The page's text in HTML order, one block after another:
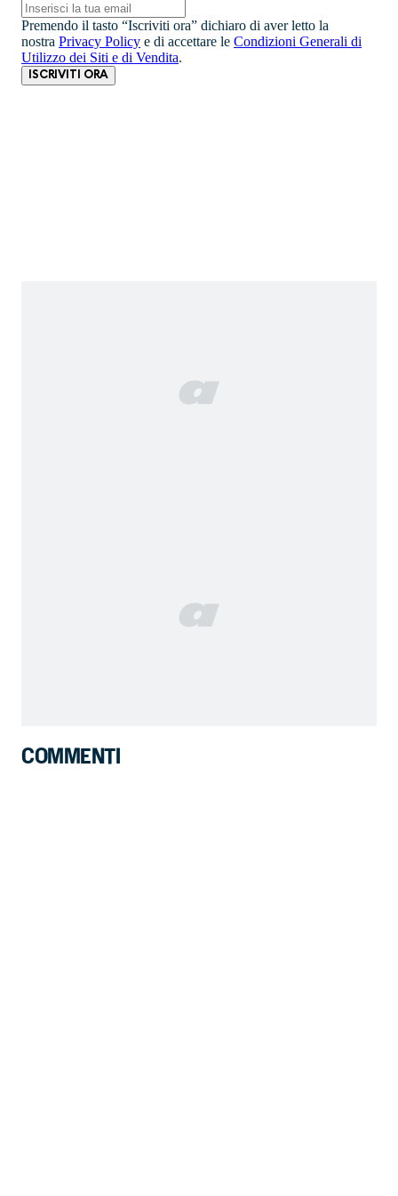
Premendo il tasto “Iscriviti ora” dichiaro di aver letto la
nostra Privacy Policy e di accettare le Condizioni Generali di
Utilizzo dei Siti e di Vendita.
ISCRIVITI ORA
COMMENTI